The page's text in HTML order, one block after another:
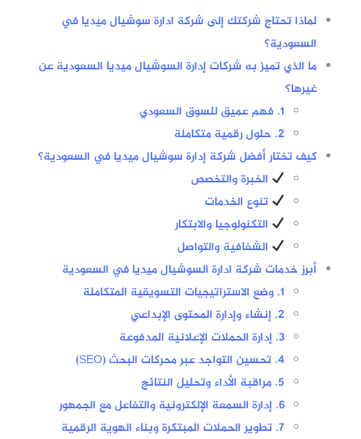
لماذا تحتاج شركتك إلى شركة ادارة سوشيال ميديا في
السعودية؟
ما الذي تميز به شركات إدارة السوشيال ميديا السعودية عن
غيرها؟
1. فهم عميق للسوق السعودي
2. حلول رقمية متكاملة
كيف تختار أفضل شركة إدارة سوشيال ميديا في السعودية؟
الخبرة والتخصص
تنوع الخدمات
التكنولوجيا والابتكار
الشفافية والتواصل
أبرز خدمات شركة ادارة السوشيال ميديا في السعودية
1. وضع الاستراتيجيات التسويقية المتكاملة
2. إنشاء وإدارة المحتوى الإبداعي
3. إدارة الحملات الإعلانية المدفوعة
4. تحسين التواجد عبر محركات البحث (SEO)
5. مراقبة الأداء وتحليل النتائج
6. إدارة السمعة الإلكترونية والتفاعل مع الجمهور
7. تطوير الحملات المبتكرة وبناء الهوية الرقمية